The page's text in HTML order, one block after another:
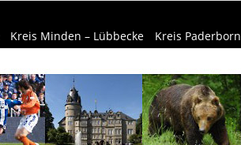
Kreis Minden – Lübbecke Kreis Paderborn